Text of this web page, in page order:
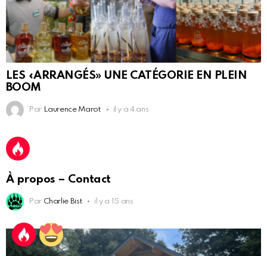
LES «ARRANGÉS» UNE CATÉGORIE EN PLEIN
BOOM
Par Laurence Marot il y a 4 ans
À propos – Contact
Par Charlie Bist il y a 15 ans